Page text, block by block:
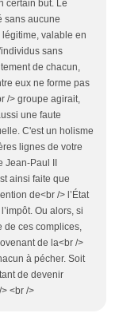
certain but. Le
sans aucune
valable en
sans
de chacun,
eux ne forme pas
/> groupe agirait,
une faute
C'est un holisme
lignes de votre
Paul II
ainsi faite que
de<br /> l’État
Ou alors, si
de ces complices,
de la<br />
à pécher. Soit
de devenir
<br />